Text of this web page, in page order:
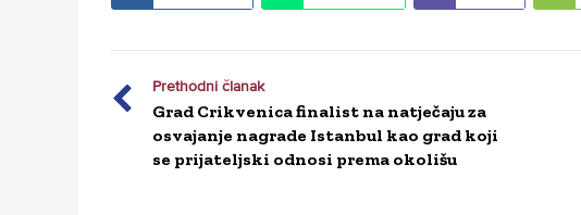
Prethodni članak
Grad Crikvenica finalist na natječaju za
osvajanje nagrade Istanbul kao grad koji
se prijateljski odnosi prema okolišu